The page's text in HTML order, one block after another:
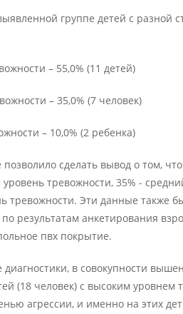
группе детей с разной
– 55,0% (11 детей)
– 35,0% (7 человек)
– 10,0% (2 ребенка)
сделать вывод о том,
тревожности, 35% -
тревожности. Эти данные также
по результатам анкетирования
пвх покрытие.
диагностики, в совокупности
(18 человек) с высоким уровнем
агрессии, и именно на этих